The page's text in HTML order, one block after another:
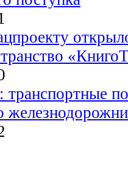
транспортные